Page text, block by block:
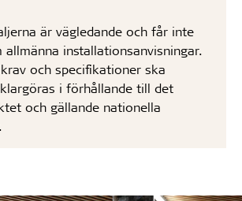
är vägledande och får inte
installationsanvisningar.
och specifikationer ska
i förhållande till det
och gällande nationella